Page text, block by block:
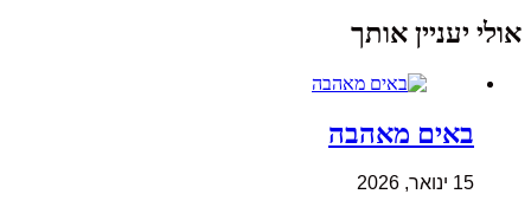
אולי יעניין אותך
באים מאהבה
15 ינואר, 2026